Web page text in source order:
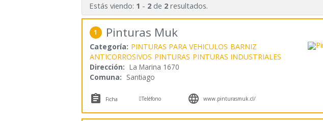
Estás viendo: 1 - 2de 2resultados.
1 Pinturas Muk
Categoría: PINTURAS PARA VEHICULOS BARNIZ
ANTICORROSIVOS PINTURAS PINTURAS INDUSTRIALES
Dirección: La Marina 1670
Comuna: Santiago
 Ficha Teléfono  www.pinturasmuk.cl/